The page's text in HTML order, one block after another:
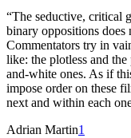
“The seductive, critical
binary oppositions
Commentators try in
like: the plotless and
and-white ones. As if
impose order on these
next and within each
Adrian Martin1